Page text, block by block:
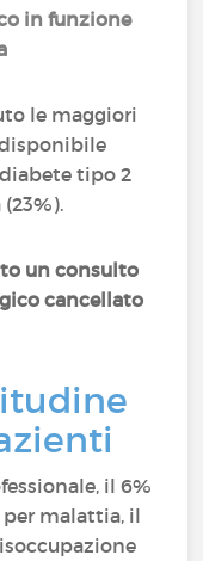
in funzione
le maggiori
tipo 2
un consulto
cancellato
il 6%
malattia, il